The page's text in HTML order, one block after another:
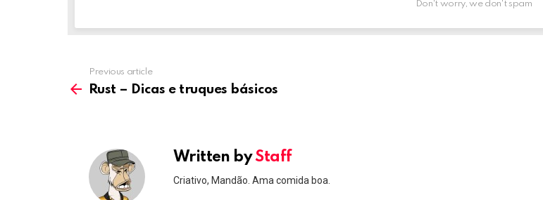
Don't worry, we don't spam
more
Previous article
Rust – Dicas e truques básicos
Written byStaff
Criativo, Mandão. Ama comida boa.